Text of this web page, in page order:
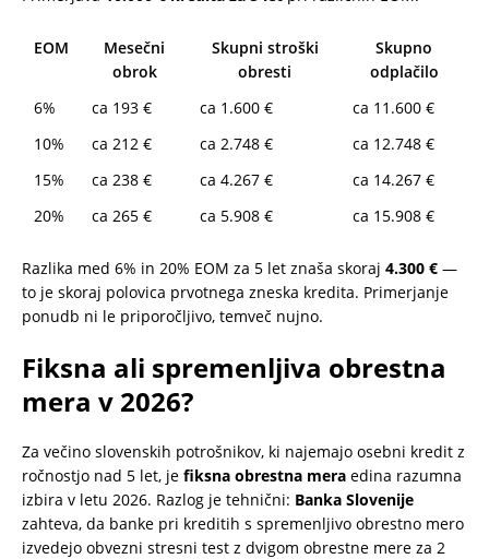
EOM
Mesečni
obrok
Skupni stroški
obresti
Skupno
odplačilo
6%
ca 193 € ca 1.600 €
ca 11.600 €
10%
ca 212 € ca 2.748 €
ca 12.748 €
15%
ca 238 € ca 4.267 €
ca 14.267 €
20%
ca 265 € ca 5.908 € ca 15.908 €
Razlika med 6% in 20% EOM za 5 let znaša skoraj 4.300 € —
to je skoraj polovica prvotnega zneska kredita. Primerjanje
ponudb ni le priporočljivo, temveč nujno.
Fiksna ali spremenljiva obrestna
mera v 2026?
Za večino slovenskih potrošnikov, ki najemajo osebni kredit z
ročnostjo nad 5 let, je fiksna obrestna mera edina razumna
izbira v letu 2026. Razlog je tehnični: Banka Slovenije
zahteva, da banke pri kreditih s spremenljivo obrestno mero
izvedejo obvezni stresni test z dvigom obrestne mere za 2